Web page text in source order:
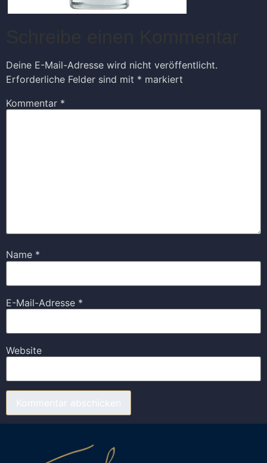
Deine E-Mail-Adresse wird nicht veröffentlicht.
Erforderliche Felder sind mit * markiert
Kommentar *
Name *
E-Mail-Adresse *
Website